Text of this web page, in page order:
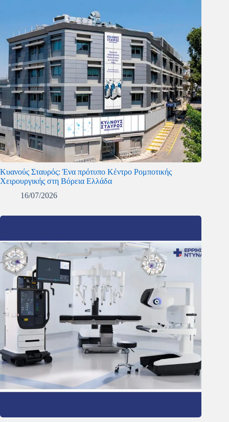
Κυανούς Σταυρός: Ένα πρότυπο Κέντρο Ρομποτικής
Χειρουργικής στη Βόρεια Ελλάδα
16/07/2026